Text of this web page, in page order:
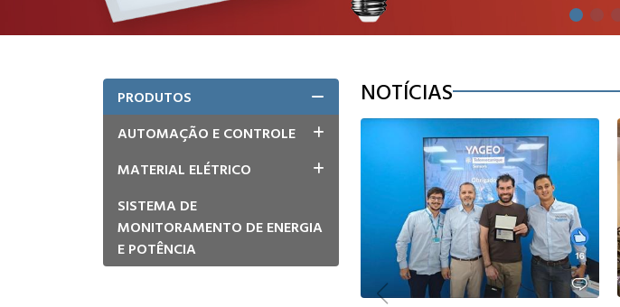
PRODUTOS
AUTOMAÇÃO E CONTROLE
MATERIAL ELÉTRICO
SISTEMA DE
MONITORAMENTO DE ENERGIA
E POTÊNCIA
NOTÍCIAS